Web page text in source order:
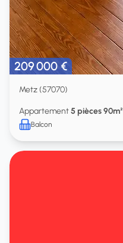
209 000 €
Metz (57070)
Appartement5 pièces 90m²
Balcon